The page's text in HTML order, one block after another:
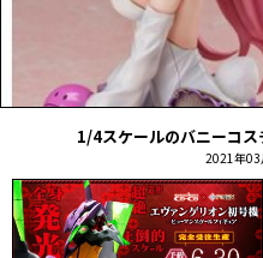
1/4スケールのバニーコ
2021年